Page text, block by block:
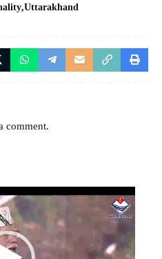
Uttarakhand
comment.